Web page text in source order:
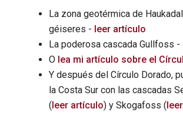
La zona geotérmica de
géiseres - leer artículo
La poderosa cascada Gullfoss -
O lea mi artículo sobre el
Y después del Círculo Dorado,
la Costa Sur con las cascadas
( leer artículo) y Skogafoss (